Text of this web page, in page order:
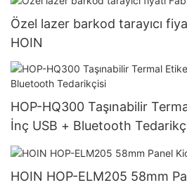
Özel lazer barkod tarayıcı
HOIN
HOP-HQ300 Taşınabilir
İnç USB + Bluetooth
HOIN HOP-ELM205 58mm